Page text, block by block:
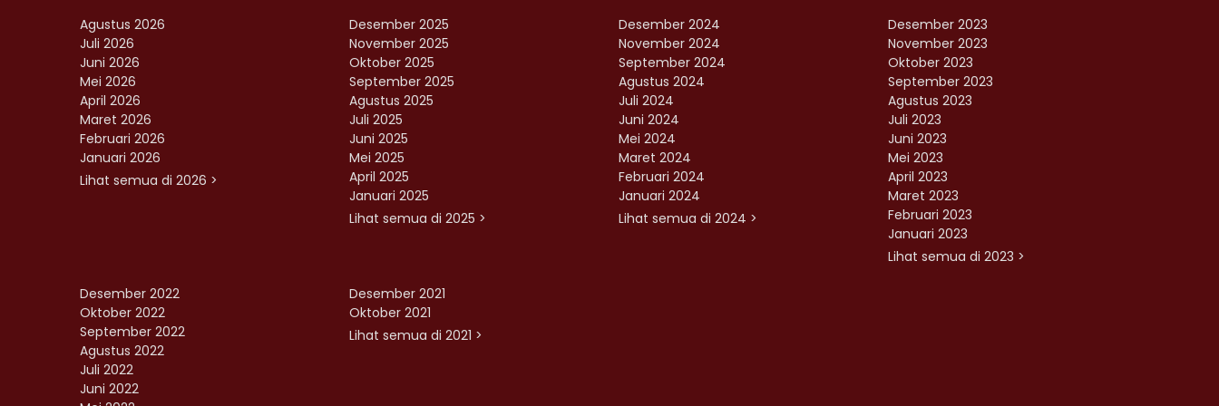
Agustus 2026
Juli 2026
Juni 2026
Mei 2026
April 2026
Maret 2026
Februari 2026
Januari 2026
Lihat semua di 2026 >
Desember 2025
November 2025
Oktober 2025
September 2025
Agustus 2025
Juli 2025
Juni 2025
Mei 2025
April 2025
Januari 2025
Lihat semua di 2025 >
Desember 2024
November 2024
September 2024
Agustus 2024
Juli 2024
Juni 2024
Mei 2024
Maret 2024
Februari 2024
Januari 2024
Lihat semua di 2024 >
Desember 2023
November 2023
Oktober 2023
September 2023
Agustus 2023
Juli 2023
Juni 2023
Mei 2023
April 2023
Maret 2023
Februari 2023
Januari 2023
Lihat semua di 2023 >
Desember 2022
Oktober 2022
September 2022
Agustus 2022
Juli 2022
Juni 2022
Desember 2021
Oktober 2021
Lihat semua di 2021 >